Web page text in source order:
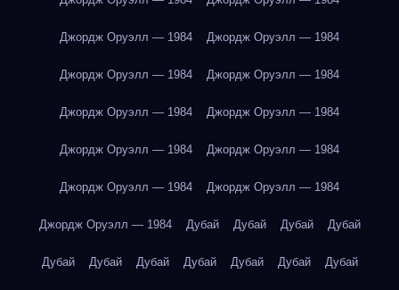
Джордж Оруэлл — 1984 Джордж Оруэлл — 1984
Джордж Оруэлл — 1984 Джордж Оруэлл — 1984
Джордж Оруэлл — 1984 Джордж Оруэлл — 1984
Джордж Оруэлл — 1984 Джордж Оруэлл — 1984
Джордж Оруэлл — 1984 Джордж Оруэлл — 1984
Джордж Оруэлл — 1984 Дубай Дубай Дубай Дубай
Дубай Дубай Дубай Дубай Дубай Дубай Дубай